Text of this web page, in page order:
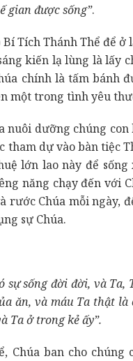
gian được sống”.
Tích Thánh Thể để
kiến lạ lùng là lấy
chính là tấm bánh
một trong tình yêu
nuôi dưỡng chúng
tham dự vào bàn tiệc
lớn lao này để
năng chạy đến với
rước Chúa mỗi ngày,
sự Chúa.
sống đời đời, và Ta,
ăn, và máu Ta thật
Ta ở trong kẻ ấy”.
Chúa ban cho